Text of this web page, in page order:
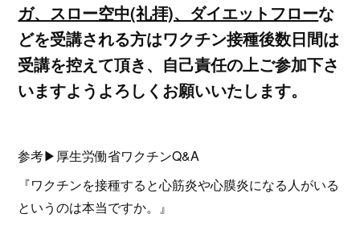
ガ、スロー空中(礼拝)、ダイエットフローな
どを受講される方はワクチン接種後数日間は
受講を控えて頂き、自己責任の上ご参加下さ
いますようよろしくお願いいたします。
参考▶厚生労働省ワクチンQ&A
『ワクチンを接種すると心筋炎や心膜炎になる人がいる
というのは本当ですか。』